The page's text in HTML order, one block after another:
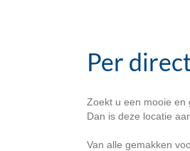
Per
Zoekt u een mooie en
Dan is deze locatie
Van alle gemakken